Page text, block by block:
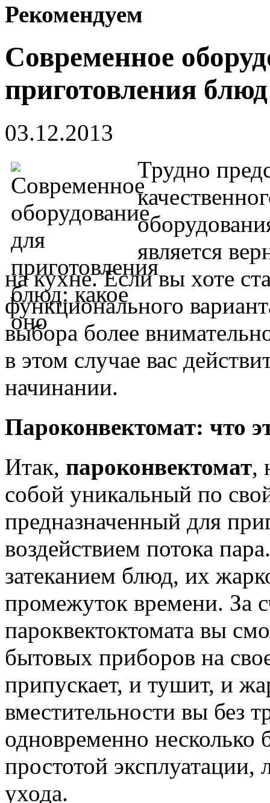
Рекомендуем
Современное
приготовления
03.12.2013
Трудно
является
на кухне. Если вы хоте
функционального
выбора более
в этом случае вас
начинании.
Пароконвектомат: что
Итак, пароконвектомат,
собой уникальный по
предназначенный для
воздействием потока
затеканием блюд, их
промежуток времени. За
пароквектоктомата вы
бытовых приборов на
припускает, и тушит, и
вместительности вы без
одновременно несколько
простотой
ухода.